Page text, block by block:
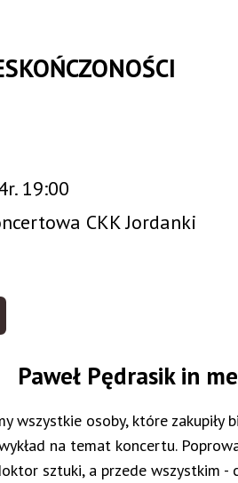
19:00
CKK Jordanki
Paweł Pędrasik in
wszystkie osoby, które zakupiły
na temat koncertu.
sztuki, a przede wszystkim -